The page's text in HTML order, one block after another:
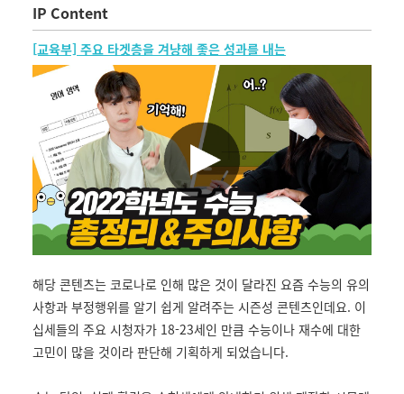
IP Content
[교육부] 주요 타겟층을 겨냥해 좋은 성과를 내는
해당 콘텐츠는 코로나로 인해 많은 것이 달라진 요즘 수능의 유의
사항과 부정행위를 알기 쉽게 알려주는 시즌성 콘텐츠인데요. 이
십세들의 주요 시청자가 18-23세인 만큼 수능이나 재수에 대한
고민이 많을 것이라 판단해 기획하게 되었습니다.